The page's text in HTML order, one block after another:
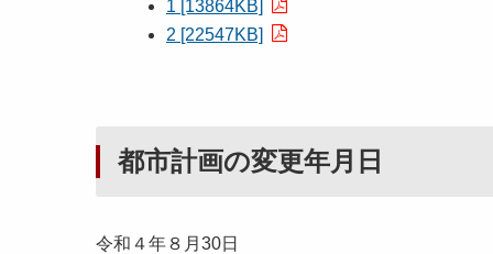
1 [13864KB]
2 [22547KB]
都市計画の変更年月日
令和４年８月30日